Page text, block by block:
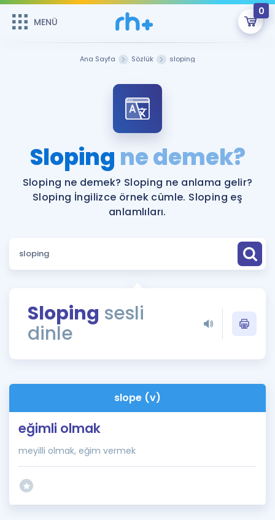
MENÜ
0
Şifremi Hatırlamıyorum
ÜYE DEĞİLİM
Sepetin Şu An Boş.
Remzi Hoca ile seni sınava hazırlayacak onlarca eğitim seni
bekliyor!
MENÜ
Katılımcı Görüşleri
Faydalı Araçlar
Sözlük
Rehberlik Aracı
ÖSYM Sınav Takvimi
İngilizce Gramer
Hakkımızda
Ana Sayfa Sözlük sloping
Sloping ne demek?
Sloping ne demek? Sloping ne anlama gelir?
Sloping İngilizce örnek cümle. Sloping eş
anlamlıları.
Sloping sesli
dinle
slope (v)
eğimli olmak
meyilli olmak, eğim vermek